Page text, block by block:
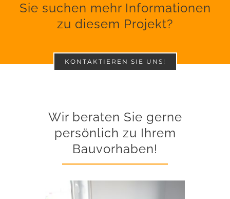
Sie suchen mehr Informationen
zu diesem Projekt?
KONTAKTIEREN SIE UNS!
Wir beraten Sie gerne
persönlich zu Ihrem
Bauvorhaben!